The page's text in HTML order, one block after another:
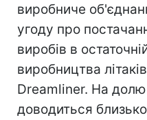
виробниче
угоду про
виробів в
виробництва
Dreamliner. На
доводиться